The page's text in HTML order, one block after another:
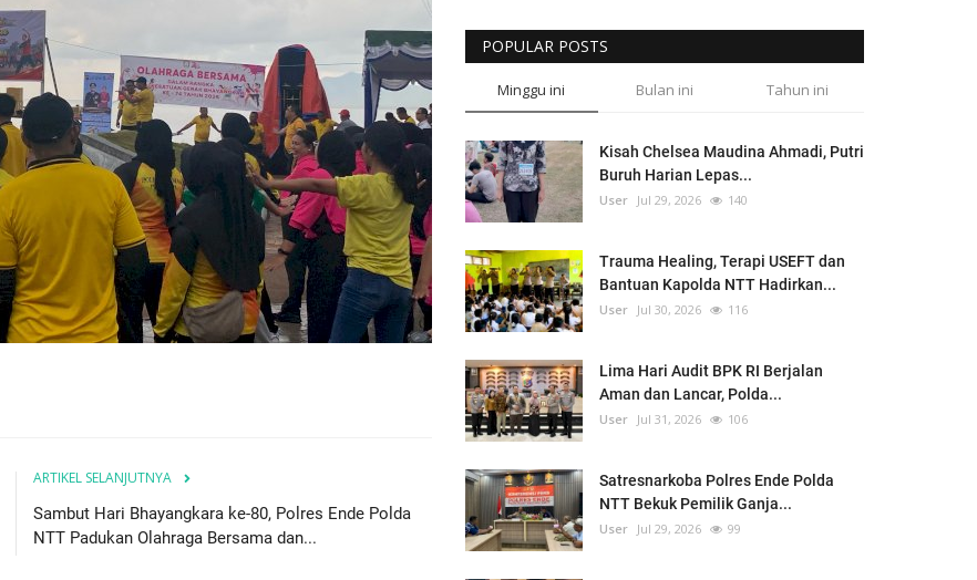
ARTIKEL SELANJUTNYA
Sambut Hari Bhayangkara ke-80, Polres Ende Polda
NTT Padukan Olahraga Bersama dan...
POPULAR POSTS
Minggu ini Bulan ini Tahun ini
Kisah Chelsea Maudina Ahmadi, Putri
Buruh Harian Lepas...
User Jul 29, 2026 140
Trauma Healing, Terapi USEFT dan
Bantuan Kapolda NTT Hadirkan...
User Jul 30, 2026 116
Lima Hari Audit BPK RI Berjalan
Aman dan Lancar, Polda...
User Jul 31, 2026 106
Satresnarkoba Polres Ende Polda
NTT Bekuk Pemilik Ganja...
User Jul 29, 2026 99